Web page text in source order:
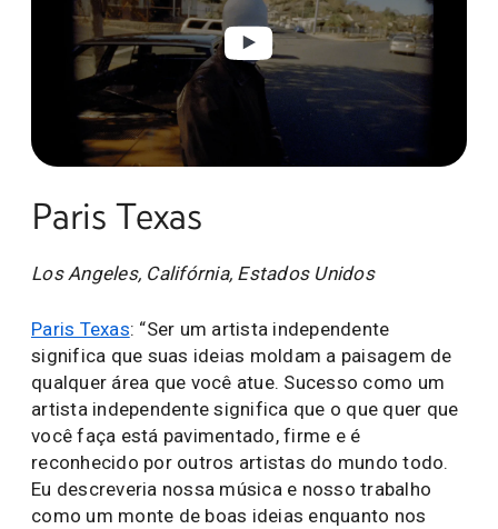
Paris Texas
Los Angeles, Califórnia, Estados Unidos
Paris Texas: “Ser um artista independente
significa que suas ideias moldam a paisagem de
qualquer área que você atue. Sucesso como um
artista independente significa que o que quer que
você faça está pavimentado, firme e é
reconhecido por outros artistas do mundo todo.
Eu descreveria nossa música e nosso trabalho
como um monte de boas ideias enquanto nos